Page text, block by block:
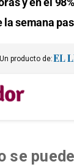
semana